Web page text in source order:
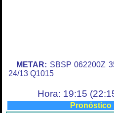
METAR: SBSP 062200Z
24/13 Q1015
Hora: 19:15
Pronóstico